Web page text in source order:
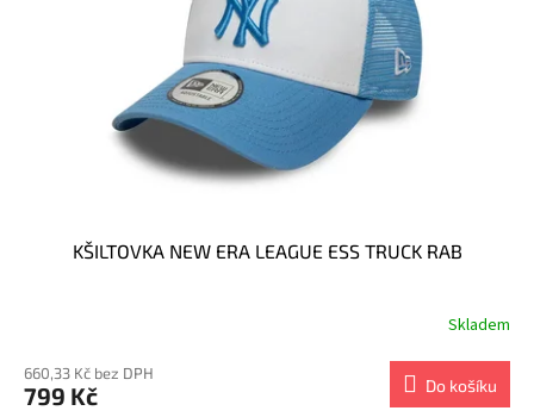
KŠILTOVKA NEW ERA LEAGUE ESS TRUCK RAB
Skladem
660,33 Kč bez DPH
799 Kč Do košíku